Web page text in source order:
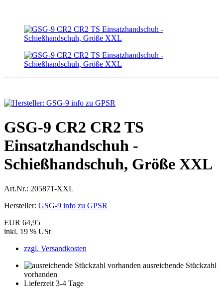
GSG-9 CR2 CR2 TS
Einsatzhandschuh -
Schießhandschuh, Größe XXL
Art.Nr.: 205871-XXL
Hersteller: GSG-9 info zu GPSR
EUR 64,95
inkl. 19 % USt
zzgl. Versandkosten
ausreichende Stückzahl
vorhanden
Lieferzeit 3-4 Tage